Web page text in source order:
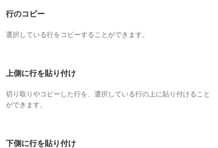
行のコピー
選択している行をコピーすることができます。
上側に行を貼り付け
切り取りやコピーした行を、選択している行の上に貼り付けること
ができます。
下側に行を貼り付け